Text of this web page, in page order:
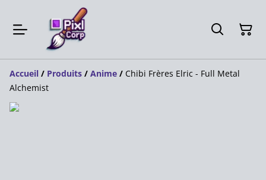
Accueil / Produits / Anime / Chibi Frères Elric - Full Metal
Alchemist